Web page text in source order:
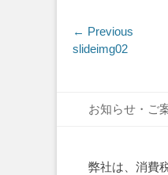
投
稿
ビ
ー
← Previous
Previous
slideimg02
Footer
お知らせ・ご
弊社は、消費